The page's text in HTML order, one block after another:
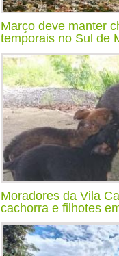
Março deve manter
temporais no Sul de
Moradores da Vila
cachorra e filhotes